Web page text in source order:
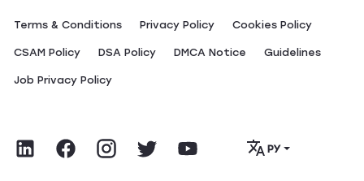
Terms & Conditions Privacy Policy Сookies Policy
CSAM Policy DSA Policy DMCA Notice Guidelines
Job Privacy Policy
РУ